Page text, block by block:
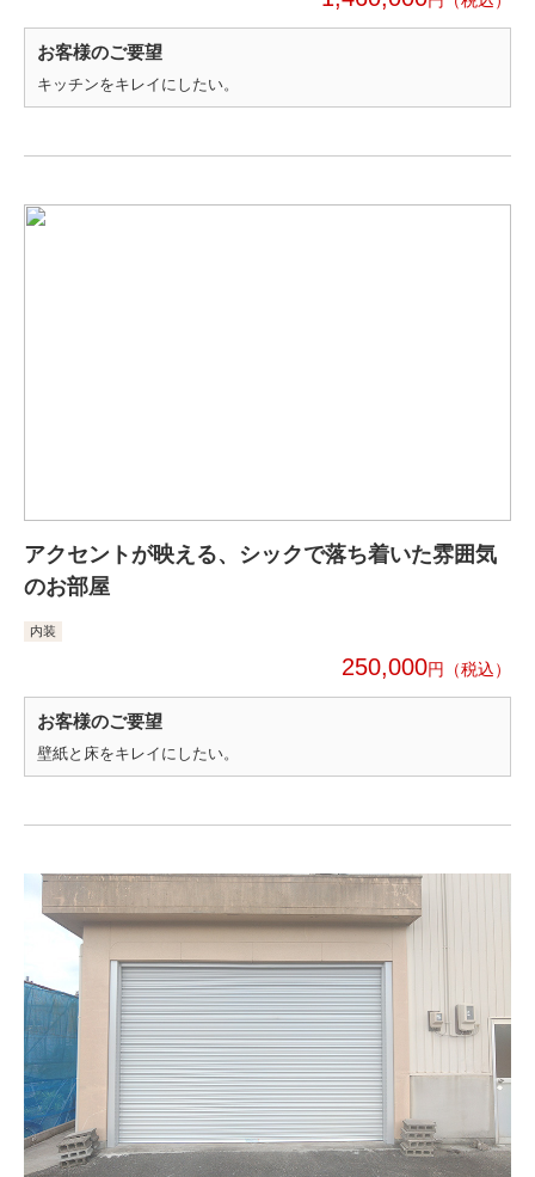
お客様のご要望
キッチンをキレイにしたい。
アクセントが映える、シックで落ち着いた雰囲気
のお部屋
内装
250,000円
お客様のご要望
壁紙と床をキレイにしたい。